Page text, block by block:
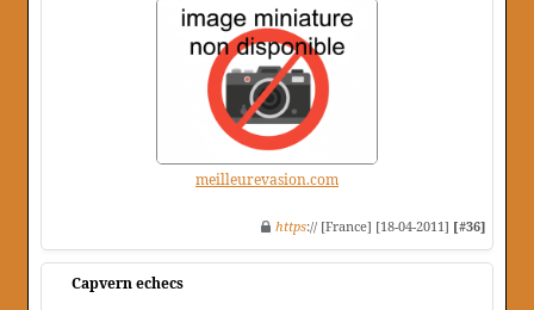
meilleurevasion.com
https:// [France] [18-04-2011] [#36]
Capvern echecs